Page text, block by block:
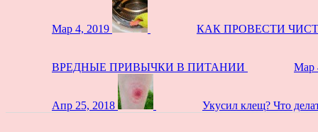
Мар 4, 2019 КАК ПРОВЕСТИ
ВРЕДНЫЕ ПРИВЫЧКИ В ПИТАНИИ Мар
Апр 25, 2018 Укусил клещ? Что